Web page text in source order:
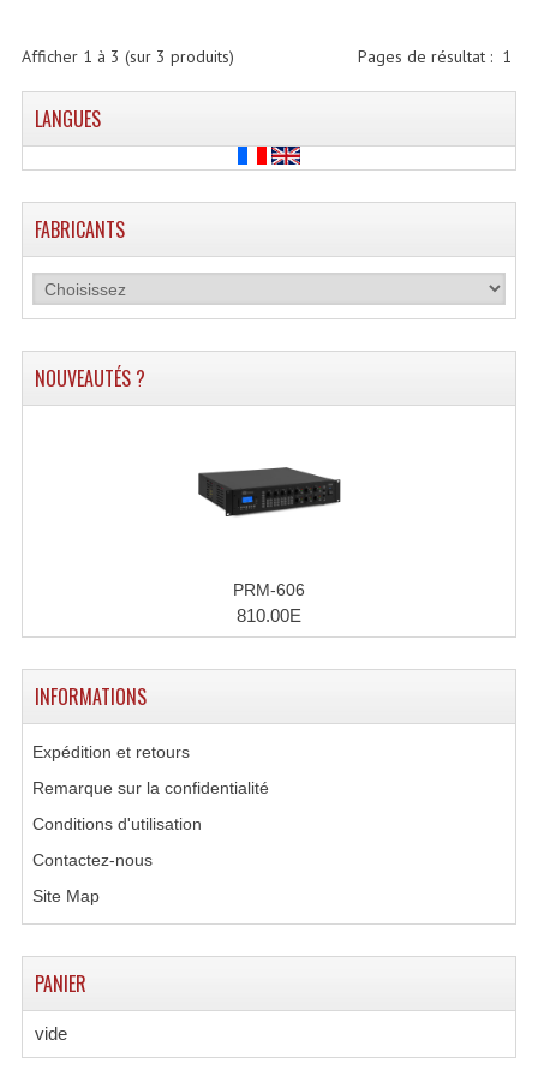
Lecteurs Double Cd MP3
Minidisc
Digital Package Et Logiciel
Platines Cassettes
Limiteur De Niveau Sonore
Microphones Filaires
Micro Sans Fil HF VHF 200MHZ
Portes Voix Mégaphones
Pupitre Pour Discours
Samplers, Échantillonneurs
Pages de résultat : 1
Afficher 1 à 3 (sur 3 produits)
LANGUES
FABRICANTS
NOUVEAUTÉS ?
PRM-606
810.00E
INFORMATIONS
Expédition et retours
Remarque sur la confidentialité
Conditions d'utilisation
Contactez-nous
Site Map
PANIER
vide